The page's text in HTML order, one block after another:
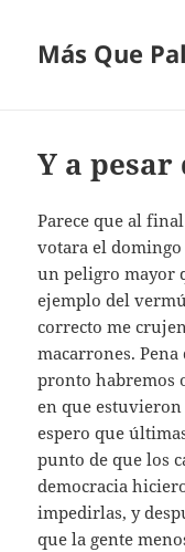
Más Que
Y a pesar
Parece que al
votara el
un peligro mayor
ejemplo del
correcto me
macarrones.
pronto habremos
en que
espero que
punto de que los
democracia
impedirlas, y
que la gente